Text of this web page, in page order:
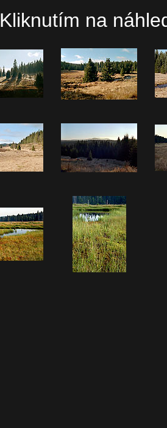
Kliknutím na